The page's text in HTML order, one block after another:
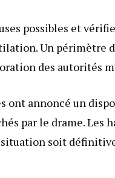
possibles et
Un périmètre
des autorités
ont annoncé un
par le drame.
situation soit